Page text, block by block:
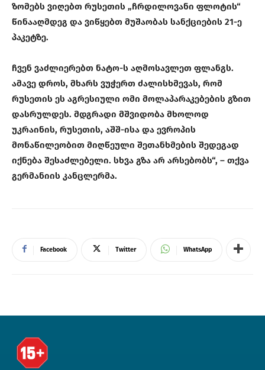
ზომებს ვიღებთ რუსეთის „ჩრდილოვანი ფლოტის“
წინააღმდეგ და ვიწყებთ მუშაობას სანქციების 21-ე
პაკეტზე.
ჩვენ ვაძლიერებთ ნატო-ს აღმოსავლეთ ფლანგს.
ამავე დროს, მხარს ვუჭერთ ძალისხმევას, რომ
რუსეთის ეს აგრესიული ომი მოლაპარაკებების გზით
დასრულდეს. მდგრადი მშვიდობა მხოლოდ
უკრაინის, რუსეთის, აშშ-ისა და ევროპის
მონაწილეობით მიღწეული შეთანხმების შედეგად
იქნება შესაძლებელი. სხვა გზა არ არსებობს“, – თქვა
გერმანიის კანცლერმა.
Facebook Twitter WhatsApp